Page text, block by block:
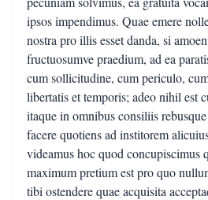
ipsos impendimus. Quae emere
nostra pro illis esset danda, si
fructuosumve praedium, ad ea
cum sollicitudine, cum periculo,
libertatis et temporis; adeo nihil est
itaque in omnibus consiliis
facere quotiens ad institorem
videamus hoc quod concupiscimus
maximum pretium est pro quo
tibi ostendere quae acquisita